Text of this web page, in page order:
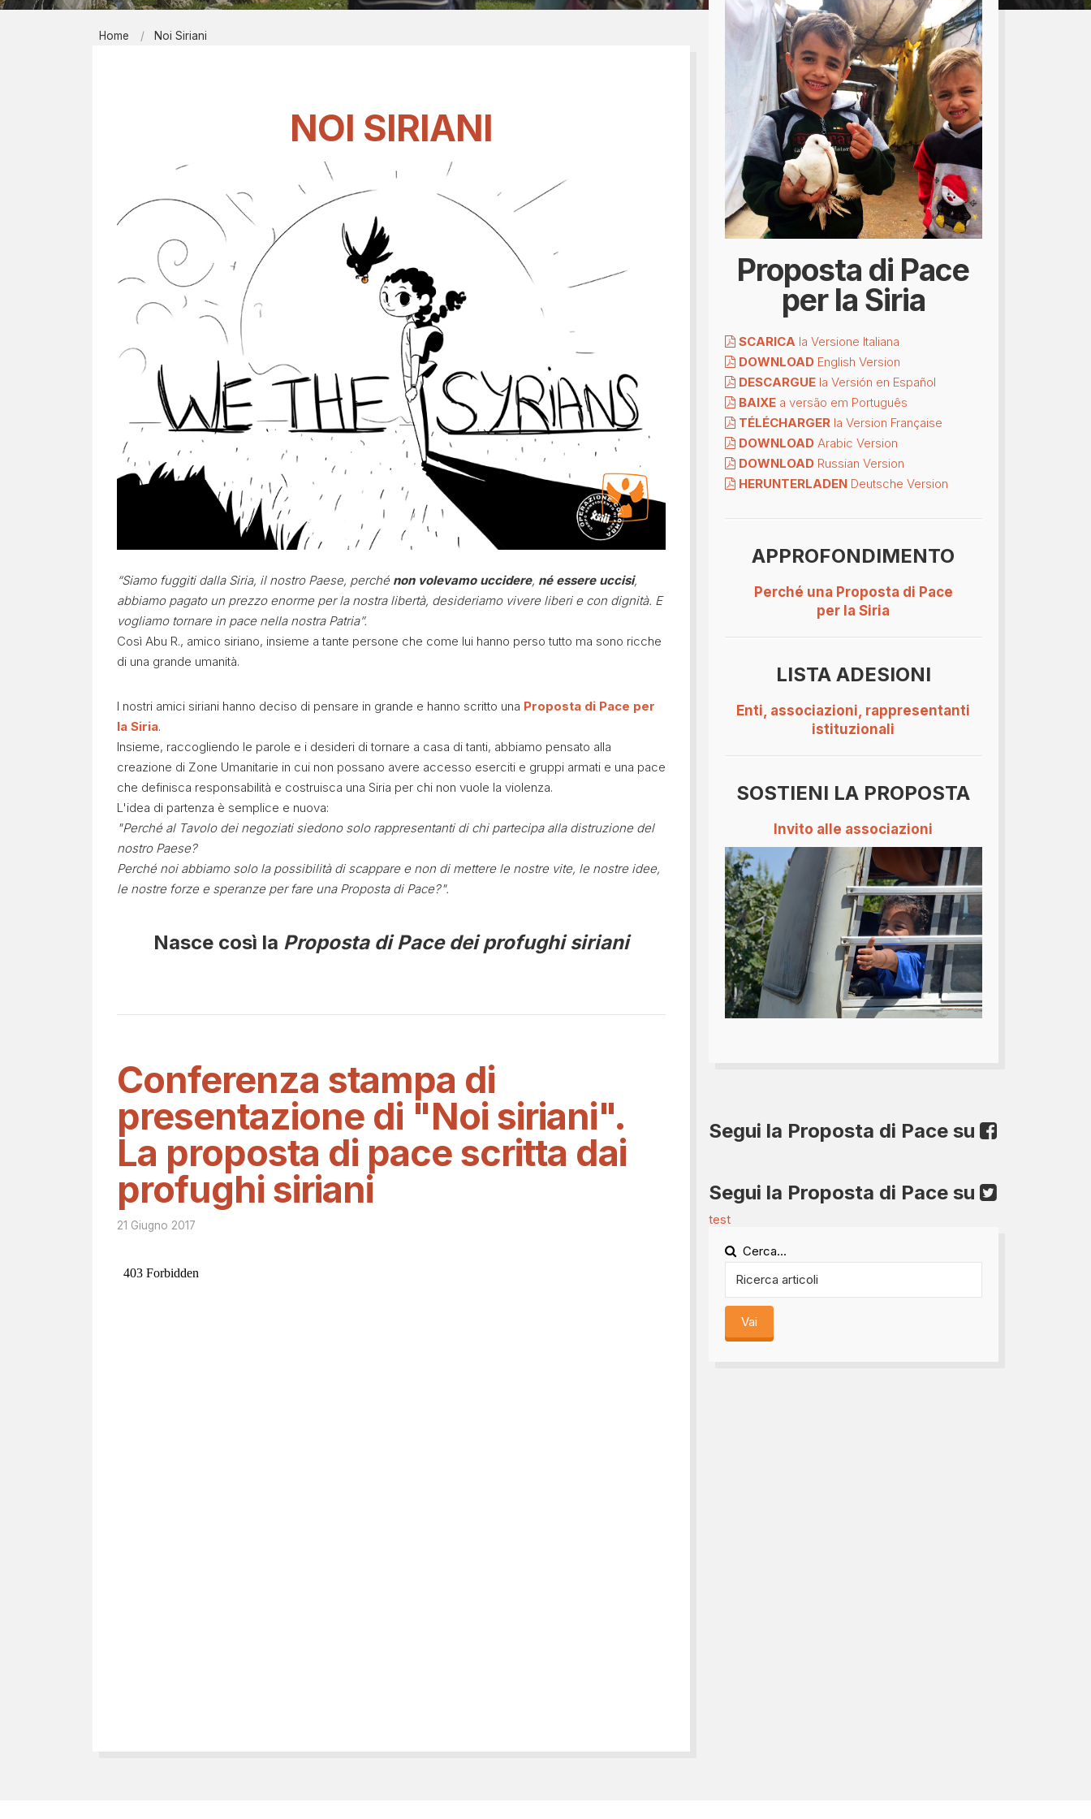
Tesseramento 2026
Shop online: magliette, bomboniere...
Home Noi Siriani
NOI SIRIANI
“Siamo fuggiti dalla Siria, il nostro Paese, perché non volevamo uccidere, né essere uccisi,
abbiamo pagato un prezzo enorme per la nostra libertà, desideriamo vivere liberi e con dignità. E
vogliamo tornare in pace nella nostra Patria”.
Così Abu R., amico siriano, insieme a tante persone che come lui hanno perso tutto ma sono ricche
di una grande umanità.
I nostri amici siriani hanno deciso di pensare in grande e hanno scritto una Proposta di Pace per
la Siria.
Insieme, raccogliendo le parole e i desideri di tornare a casa di tanti, abbiamo pensato alla
creazione di Zone Umanitarie in cui non possano avere accesso eserciti e gruppi armati e una pace
che definisca responsabilità e costruisca una Siria per chi non vuole la violenza.
L'idea di partenza è semplice e nuova:
"Perché al Tavolo dei negoziati siedono solo rappresentanti di chi partecipa alla distruzione del
nostro Paese?
Perché noi abbiamo solo la possibilità di scappare e non di mettere le nostre vite, le nostre idee,
le nostre forze e speranze per fare una Proposta di Pace?".
Nasce così la Proposta di Pace dei profughi siriani
Conferenza stampa di
presentazione di "Noi siriani".
La proposta di pace scritta dai
profughi siriani
21 Giugno 2017
Proposta di Pace
per la Siria
SCARICAla Versione Italiana
DOWNLOAD English Version
DESCARGUEla Versión en Español
BAIXEa versão em Português
TÉLÉCHARGERla Version Française
DOWNLOADArabic Version
DOWNLOADRussian Version
HERUNTERLADENDeutsche Version
APPROFONDIMENTO
Perché una Proposta di Pace
per la Siria
LISTA ADESIONI
Enti, associazioni, rappresentanti
istituzionali
SOSTIENI LA PROPOSTA
Invito alle associazioni
Segui la Proposta di Pace su
Segui la Proposta di Pace su
test
Cerca...
Vai